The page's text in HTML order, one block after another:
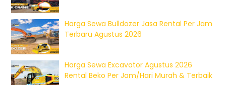
Harga Sewa Bulldozer Jasa Rental Per Jam
Terbaru Agustus 2026
Harga Sewa Excavator Agustus 2026
Rental Beko Per Jam/Hari Murah & Terbaik